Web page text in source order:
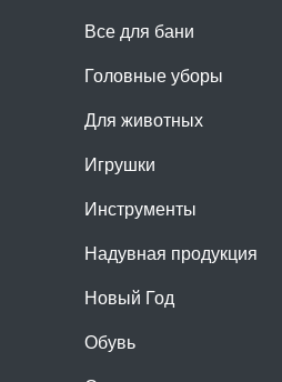
Все для бани
Головные уборы
Для животных
Игрушки
Инструменты
Надувная продукция
Новый Год
Обувь